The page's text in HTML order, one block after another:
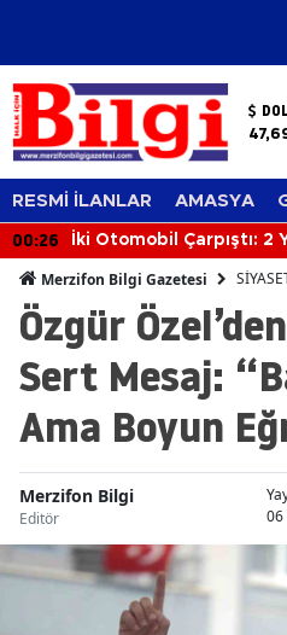
RESMİ İLANLAR AMASYA
00:26 İki Otomobil Çarpıştı: 2
Merzifon Bilgi Gazetesi
Özgür
Sert Mesaj:
Ama Boyun
Merzifon Bilgi
Editör
06